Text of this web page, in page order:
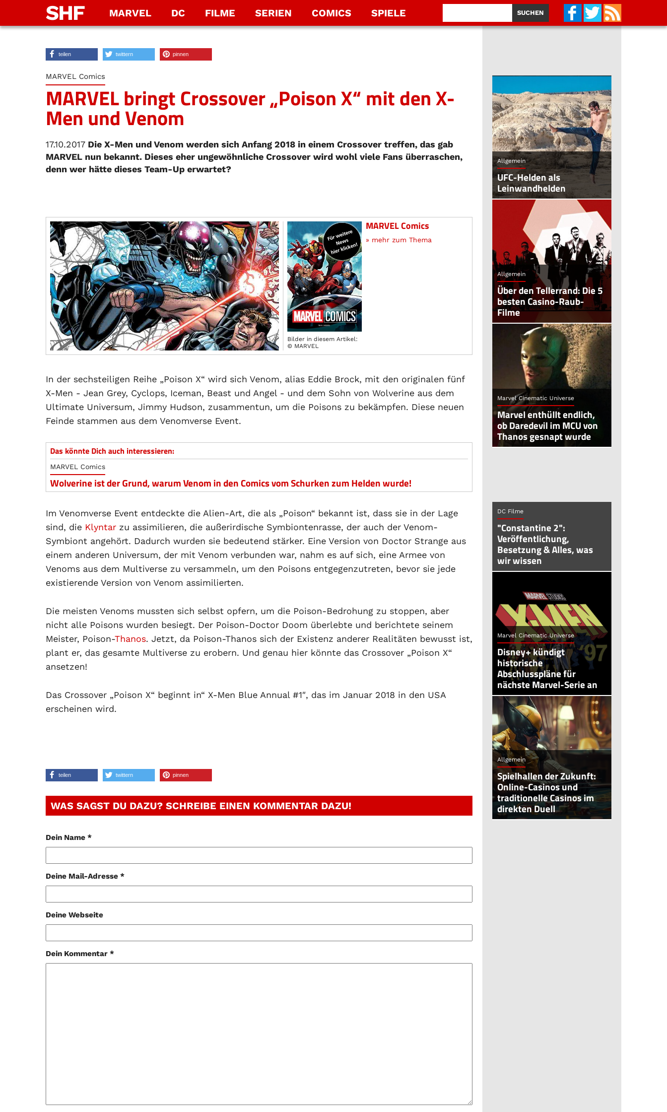
SHF MARVEL DC FILME SERIEN COMICS SPIELE
teilen twittern pinnen
MARVEL Comics
MARVEL bringt Crossover „Poison X“ mit den X-
Men und Venom
17.10.2017 Die X-Men und Venom werden sich Anfang 2018 in einem Crossover treffen, das gab
MARVEL nun bekannt. Dieses eher ungewöhnliche Crossover wird wohl viele Fans überraschen,
denn wer hätte dieses Team-Up erwartet?
Bilder in diesem Artikel:
© MARVEL
MARVEL Comics
» mehr zum Thema
In der sechsteiligen Reihe „Poison X“ wird sich Venom, alias Eddie Brock, mit den originalen fünf
X-Men - Jean Grey, Cyclops, Iceman, Beast und Angel - und dem Sohn von Wolverine aus dem
Ultimate Universum, Jimmy Hudson, zusammentun, um die Poisons zu bekämpfen. Diese neuen
Feinde stammen aus dem Venomverse Event.
Das könnte Dich auch interessieren:
MARVEL Comics
Wolverine ist der Grund, warum Venom in den Comics vom Schurken zum Helden wurde!
Im Venomverse Event entdeckte die Alien-Art, die als „Poison“ bekannt ist, dass sie in der Lage
sind, die Klyntar zu assimilieren, die außerirdische Symbiontenrasse, der auch der Venom-
Symbiont angehört. Dadurch wurden sie bedeutend stärker. Eine Version von Doctor Strange aus
einem anderen Universum, der mit Venom verbunden war, nahm es auf sich, eine Armee von
Venoms aus dem Multiverse zu versammeln, um den Poisons entgegenzutreten, bevor sie jede
existierende Version von Venom assimilierten.
Die meisten Venoms mussten sich selbst opfern, um die Poison-Bedrohung zu stoppen, aber
nicht alle Poisons wurden besiegt. Der Poison-Doctor Doom überlebte und berichtete seinem
Meister, Poison-Thanos. Jetzt, da Poison-Thanos sich der Existenz anderer Realitäten bewusst ist,
plant er, das gesamte Multiverse zu erobern. Und genau hier könnte das Crossover „Poison X“
ansetzen!
Das Crossover „Poison X“ beginnt in“ X-Men Blue Annual #1″, das im Januar 2018 in den USA
erscheinen wird.
teilen twittern pinnen
WAS SAGST DU DAZU? SCHREIBE EINEN KOMMENTAR DAZU!
Dein Name *
Deine Mail-Adresse *
Deine Webseite
Dein Kommentar *
Allgemein
UFC-Helden als
Leinwandhelden
Allgemein
Über den Tellerrand: Die 5
besten Casino-Raub-
Filme
Marvel Cinematic Universe
Marvel enthüllt endlich,
ob Daredevil im MCU von
Thanos gesnapt wurde
DC Filme
"Constantine 2":
Veröffentlichung,
Besetzung & Alles, was
wir wissen
Marvel Cinematic Universe
Disney+ kündigt
historische
Abschlusspläne für
nächste Marvel-Serie an
Allgemein
Spielhallen der Zukunft:
Online-Casinos und
traditionelle Casinos im
direkten Duell